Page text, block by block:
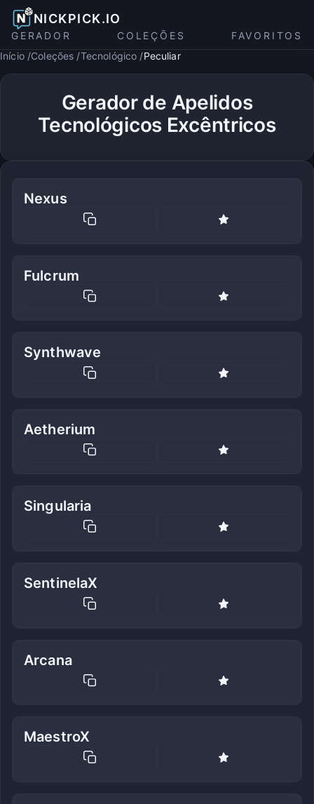
NICKPICK.IO
GERADOR COLEÇÕES
FAVORITOS
Início Coleções Tecnológico Peculiar
Gerador de Apelidos
Tecnológicos Excêntricos
Nexus
Fulcrum
Synthwave
Aetherium
Singularia
SentinelaX
Arcana
MaestroX